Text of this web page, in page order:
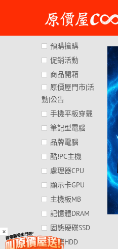
×
content
預購搶購
促銷活動
商品開箱
原價屋門市|活
動|公告
手機平板穿戴
筆記型電腦
品牌電腦
酷!PC主機
處理器CPU
顯示卡GPU
主機板MB
記憶體DRAM
固態硬碟SSD
硬碟HDD